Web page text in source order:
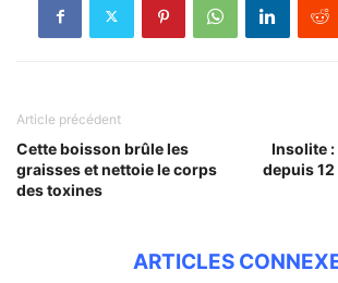
Article précédent
Cette boisson brûle les
graisses et nettoie le corps
des toxines
Insolite :
depuis
ARTICLES